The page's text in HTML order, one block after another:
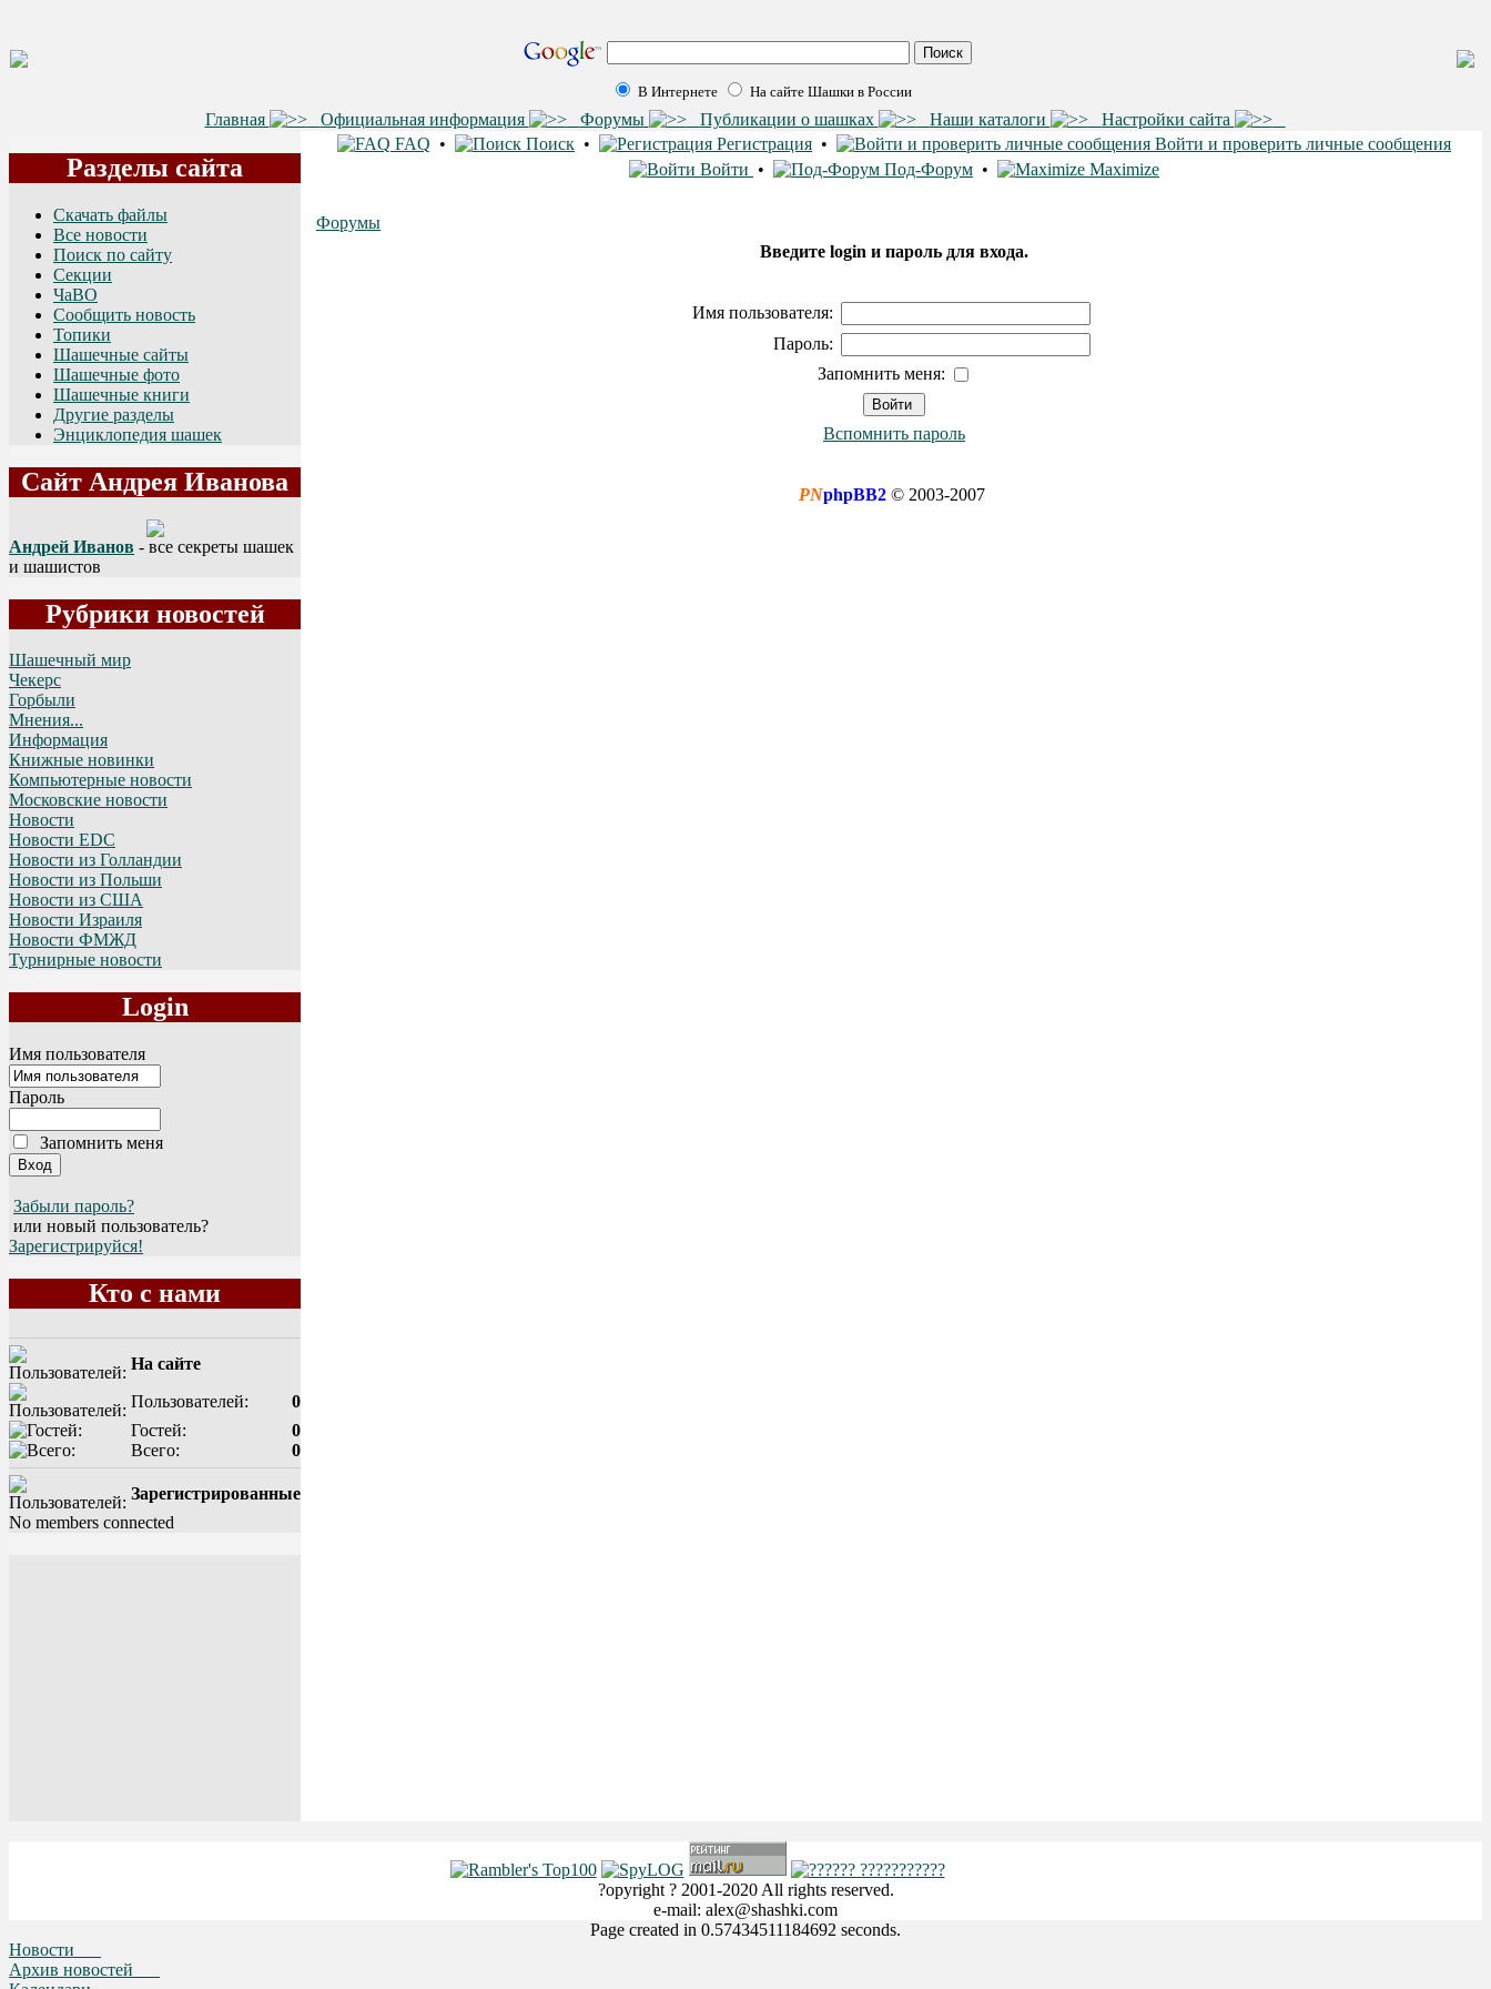
В Интернете На сайте Шашки в России
Главная Официальная информация Форумы Публикации о шашках Наши каталоги Настройки сайта
Разделы сайта
Скачать файлы
Все новости
Поиск по сайту
Секции
ЧаВО
Сообщить новость
Топики
Шашечные сайты
Шашечные фото
Шашечные книги
Другие разделы
Энциклопедия шашек
Сайт Андрея Иванова
Андрей Иванов - все секреты шашек
и шашистов
Рубрики новостей
Шашечный мир
Чекерс
Горбыли
Мнения...
Информация
Книжные новинки
Компьютерные новости
Московские новости
Новости
Новости EDC
Новости из Голландии
Новости из Польши
Новости из США
Новости Израиля
Новости ФМЖД
Турнирные новости
Login
Имя пользователя
Пароль
Запомнить меня
Забыли пароль?
или новый пользователь?
Зарегистрируйся!
Кто с нами
На сайте
Пользователей:
0
Гостей:
0
Всего:
0
Зарегистрированные
No members connected
FAQ • Поиск • Регистрация •
Войти и проверить личные сообщения
Войти • Под-Форум • Maximize
Форумы
Введите login и пароль для входа.
Имя пользователя:
Пароль:
Запомнить меня:
Вспомнить пароль
PNphpBB2 © 2003-2007
?opyright ? 2001-2020 All rights reserved.
e-mail: alex@shashki.com
Page created in 0.57434511184692 seconds.
Новости
Архив новостей